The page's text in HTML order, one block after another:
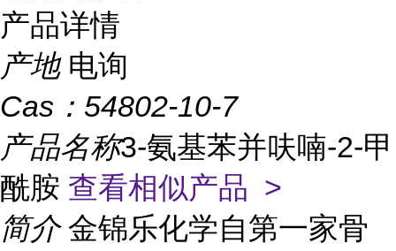
产品详情
产地 电询
Cas： 54802-10-7
产品名称3-氨基苯并呋喃-2-甲
酰胺 查看相似产品 >
简介 金锦乐化学自第一家骨